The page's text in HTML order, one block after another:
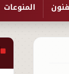
المنوعات